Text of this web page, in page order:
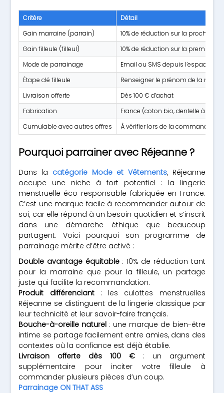
Critère
Détail
Gain marraine (parrain)
10% de réduction sur la
Gain filleule (filleul)
10% de réduction sur la première
Mode de parrainage
Email ou SMS depuis l’espace
Étape clé filleule
Renseigner le prénom de la
Livraison offerte
Dès 100 € d’achat
Fabrication
France (coton bio, dentelle à la
Cumulable avec autres offres
À vérifier lors de la commande
Pourquoi parrainer avec Réjeanne ?
Dans la catégorie Mode et Vêtements, Réjeanne
occupe une niche à fort potentiel : la lingerie
menstruelle éco-responsable fabriquée en France.
C’est une marque facile à recommander autour de
soi, car elle répond à un besoin quotidien et s’inscrit
dans une démarche éthique que beaucoup
partagent. Voici pourquoi son programme de
parrainage mérite d’être activé :
Double avantage équitable: 10% de réduction tant
pour la marraine que pour la filleule, un partage
juste qui facilite la recommandation.
Produit différenciant: les culottes menstruelles
Réjeanne se distinguent de la lingerie classique par
leur technicité et leur savoir-faire français.
Bouche-à-oreille naturel : une marque de bien-être
intime se partage facilement entre amies, dans des
contextes où la confiance est déjà établie.
Livraison offerte dès 100 €: un argument
supplémentaire pour inciter votre filleule à
commander plusieurs pièces d’un coup.
Parrainage ON THAT ASS